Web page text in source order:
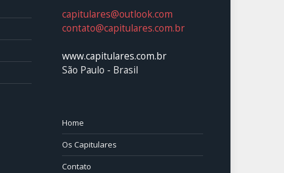
capitulares@outlook.com
contato@capitulares.com.br
www.capitulares.com.br
São Paulo - Brasil
Home
Os Capitulares
Contato